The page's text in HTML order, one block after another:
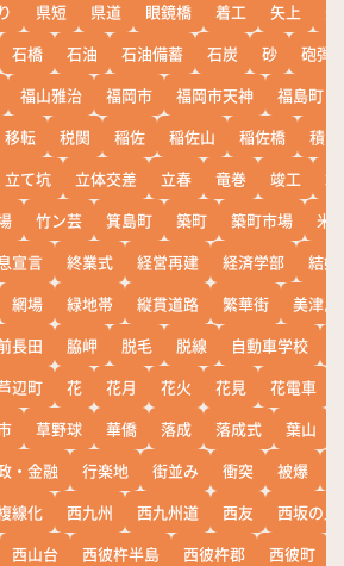
県短 県道 眼鏡橋 着工 矢上
石橋 石油 石油備蓄 石炭 砂
砲弾
福山雅治 福岡市 福岡市天神
福島町
移転 税関 稲佐 稲佐山 稲佐橋
積雪
立て坑 立体交差 立春 竜巻 竣工
竹ン芸 箕島町 築町 築町市場
米
宣言 終業式 経営再建 経済学部
結婚
網場 緑地帯 縦貫道路 繁華街
美津島
長田 脇岬 脱毛 脱線 自動車学校
辺町 花 花月 花火 花見 花電車
草野球 華僑 落成 落成式 葉山
・金融 行楽地 街並み 衝突 被爆
線化 西九州 西九州道 西友
西坂の丘
西山台 西彼杵半島 西彼杵郡 西彼町